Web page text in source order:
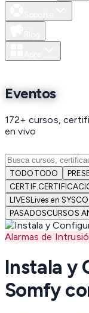
Eventos
172+ cursos,
en vivo
TODOTODO
CERTIF.
LIVESLives en
PASADOSCURSOS
Alarmas de
Instala y
Somfy